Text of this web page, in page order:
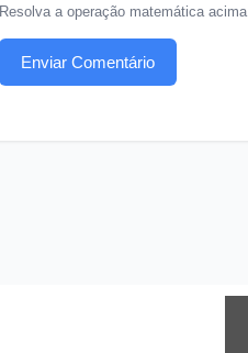
Resolva a operação matemática acima
Enviar Comentário